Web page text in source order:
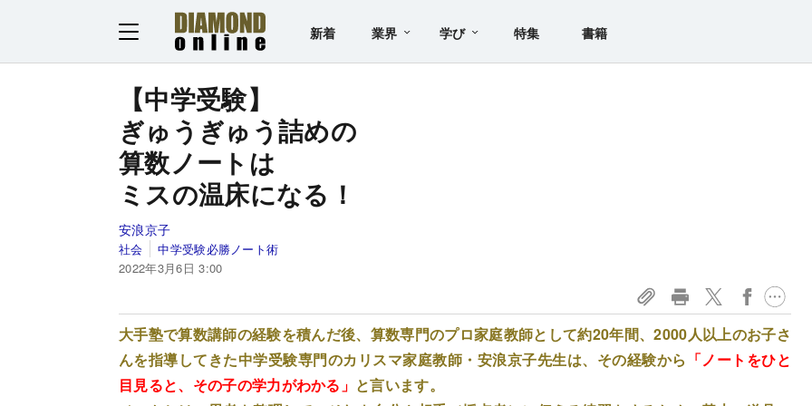
新着 業界 学び 特集 書籍
【中学受験】
ぎゅうぎゅう詰めの
算数ノートは
ミスの温床になる！
安浪京子
社会
中学受験必勝ノート術
2022年3月6日 3:00
大手塾で算数講師の経験を積んだ後、算数専門のプロ家庭教師として約20年間、2000人以上のお子さ
んを指導してきた中学受験専門のカリスマ家庭教師・安浪京子先生は、その経験から 「ノートをひと
目見ると、その子の学力がわかる」 と言います。